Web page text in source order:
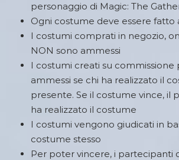
personaggio di Magic: The
Ogni costume deve essere fatto
I costumi comprati in negozio,
NON sono ammessi
I costumi creati su commissione
ammessi se chi ha realizzato il
presente. Se il costume vince, il
ha realizzato il costume
I costumi vengono giudicati in
costume stesso
Per poter vincere, i partecipanti